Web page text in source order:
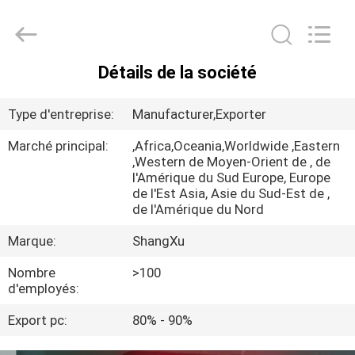
PRODUITS
DE
NOUS
VISITE
D'USINE
Co.,Ltd.
Détails de la société
Type d'entreprise:
Manufacturer,Exporter
Marché principal:
,Africa,Oceania,Worldwide ,Eastern
,Western de Moyen-Orient de , de
l'Amérique du Sud Europe, Europe
de l'Est Asia, Asie du Sud-Est de ,
de l'Amérique du Nord
Marque:
ShangXu
Nombre
d'employés:
>100
Export pc: 80% - 90%